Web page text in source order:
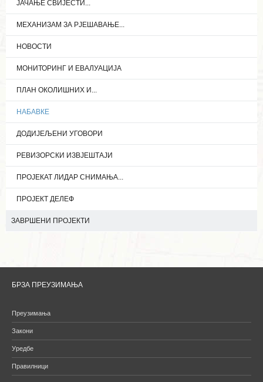
ЈАЧАЊЕ СВИЈЕСТИ...
МЕХАНИЗАМ ЗА РЈЕШАВАЊЕ...
НОВОСТИ
МОНИТОРИНГ И ЕВАЛУАЦИЈА
ПЛАН ОКОЛИШНИХ И...
НАБАВКЕ
ДОДИЈЕЉЕНИ УГОВОРИ
РЕВИЗОРСКИ ИЗВЈЕШТАЈИ
ПРОЈЕКАТ ЛИДАР СНИМАЊА...
ПРОЈЕКТ ДЕЛЕФ
ЗАВРШЕНИ ПРОЈЕКТИ
БРЗА ПРЕУЗИМАЊА
Преузимања
Закони
Уредбе
Правилници